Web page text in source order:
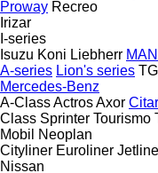
Proway Recreo
Irizar
I-series
Isuzu Koni Liebherr MAN
A-series Lion's series
Mercedes-Benz
A-ClassActrosAxor
Class Sprinter Tourismo
Mobil
Neoplan
Cityliner Euroliner
Nissan